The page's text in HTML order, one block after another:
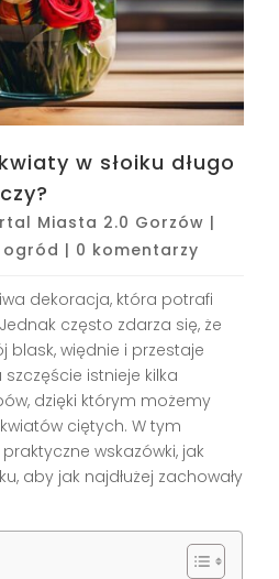
w słoiku długo
Miasta 2.0 Gorzów |
ogród | 0 komentarzy
dekoracja, która potrafi
często zdarza się, że
blask, więdnie i przestaje
istnieje kilka
dzięki którym możemy
ciętych. W tym
wskazówki, jak
aby jak najdłużej zachowały